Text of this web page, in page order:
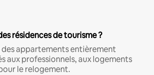
résidences de tourisme ?
appartements entièrement
aux professionnels, aux logements
le relogement.